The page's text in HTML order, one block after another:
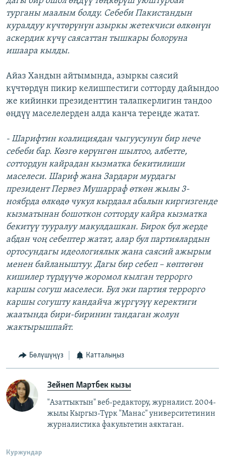
турганы маалым болду. Себеби Пакистандын
куралдуу күчтөрүнүн азыркы жетекчиси өлкөнүн
аскердик күчү саясаттан тышкары болоруна
ишаара кылды.
Айаз Хандын айтымында, азыркы саясий
күчтөрдүн пикир келишпестиги сотторду дайындоо
же кийинки президенттин талапкерлигин тандоо
өңдүү маселелерден алда канча тереңде жатат.
- Шарифтин коалициядан чыгуусунун бир нече
себеби бар. Көзгө көрүнгөн шылтоо, албетте,
соттордун кайрадан кызматка бекитилиши
маселеси. Шариф жана Зардари мурдагы
президент Первез Мушарраф өткөн жылы 3-
ноябрда өлкөдө чукул кырдаал абалын киргизгенде
кызматынан бошоткон сотторду кайра кызматка
бекитүү тууралуу макулдашкан. Бирок бул жерде
абдан чоң себептер жатат, алар бул партиялардын
ортосундагы идеологиялык жана саясий ажырым
менен байланыштуу. Дагы бир себеп – көптөгөн
кишилер түрдүүчө жоромол кылган террорго
каршы согуш маселеси. Бул эки партия террорго
каршы согушту кандайча жүргүзүү керектиги
жаатында бири-биринин тандаган жолун
жактырышпайт.
Бөлүшүңүз Катталыңыз
Зейнеп Мартбек кызы
"Азаттыктын" веб-редактору, журналист. 2004-
жылы Кыргыз-Түрк "Манас" университетинин
журналистика факультетин аяктаган.
Куржундар